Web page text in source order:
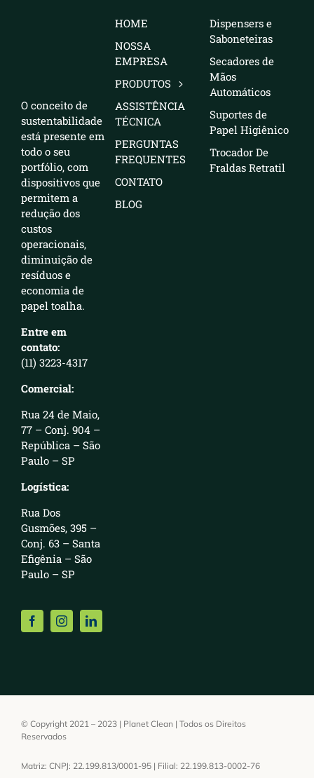
O conceito de
sustentabilidade
está presente em
todo o seu
portfólio, com
dispositivos que
permitem a
redução dos
custos
operacionais,
diminuição de
resíduos e
economia de
papel toalha.
Entre em
contato:
(11) 3223-4317
Comercial:
Rua 24 de Maio,
77 – Conj. 904 –
República – São
Paulo – SP
Logística:
Rua Dos
Gusmões, 395 –
Conj. 63 – Santa
Efigênia – São
Paulo – SP
HOME
NOSSA
EMPRESA
PRODUTOS
ASSISTÊNCIA
TÉCNICA
PERGUNTAS
FREQUENTES
CONTATO
BLOG
Dispensers e
Saboneteiras
Secadores de
Mãos
Automáticos
Suportes de
Papel Higiênico
Trocador De
Fraldas Retratil
© Copyright 2021 – 2023 | Planet Clean | Todos os Direitos
Reservados
Matriz: CNPJ: 22.199.813/0001-95 | Filial: 22.199.813-0002-76